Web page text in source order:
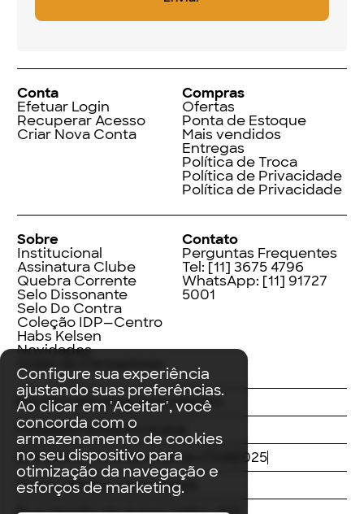
Configure sua experiência
ajustando suas preferências.
Ao clicar em 'Aceitar', você
concorda com o
armazenamento de cookies
no seu dispositivo para
otimização da navegação e
esforços de marketing.
Conta
Efetuar Login
Recuperar Acesso
Criar Nova Conta
Compras
Ofertas
Ponta de Estoque
Mais vendidos
Entregas
Política de Troca
Política de Privacidade
Política de Privacidade
Sobre
Institucional
Assinatura Clube
Quebra Corrente
Selo Dissonante
Selo Do Contra
Coleção IDP—Centro
Habs Kelsen
Novidades
Index de Pensadores
Contato
Perguntas Frequentes
Tel: [11] 3675 4796
WhatsApp: [11] 91727
5001
FacebookInstagramLinkedIn
ThreadsTwitterYoutube
© Editora Contracorrente LTDA
2025
Todos direitos reservados